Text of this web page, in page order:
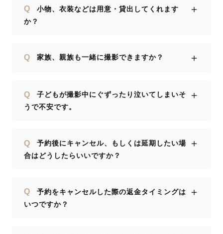
Q
小物、衣装などは用意・貸出してくれます
か？
＋
Q 家族、親族も一緒に撮影できますか？ ＋
Q
子どもが撮影中にぐずったり泣いてしまいそ
うで不安です。
＋
Q
予約後にキャンセル、もしくは延期したい場
合はどうしたらいいですか？
＋
Q
予約をキャンセルした際の返金タイミングは
いつですか？
＋